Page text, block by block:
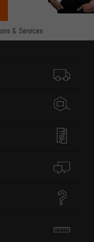
& Services